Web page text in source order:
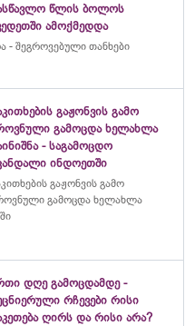
წლის ბოლოს
ამოქმედდა
- შეგროვებული თანხები
გაჟონვის გამო
გამოცდა ხელახლა
- საგამოცდო
ინდოეთში
გაჟონვის გამო
გამოცდა ხელახლა
დღე გამოცდამდე -
რჩევები რისი
ღირს და რისი არა?